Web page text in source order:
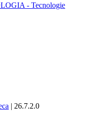
- Tecnologie
| 26.7.2.0